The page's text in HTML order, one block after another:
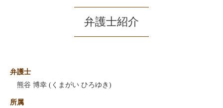
弁護士紹介
弁護士
熊谷 博幸 (くまがい ひろゆき)
所属